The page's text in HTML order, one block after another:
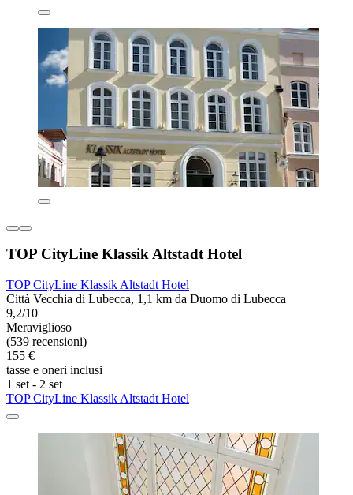
TOP CityLine Klassik Altstadt Hotel
TOP CityLine Klassik Altstadt Hotel
Città Vecchia di Lubecca, 1,1 km da Duomo di Lubecca
9,2/10
Meraviglioso
(539 recensioni)
155 €
tasse e oneri inclusi
1 set - 2 set
TOP CityLine Klassik Altstadt Hotel